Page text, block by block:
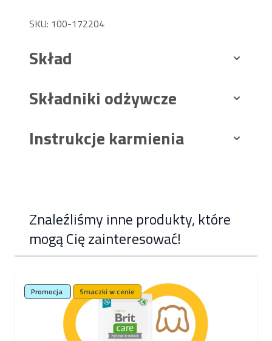
SKU: 100-172204
Skład
Składniki odżywcze
Instrukcje karmienia
Znaleźliśmy inne produkty, które
mogą Cię zainteresować!
Promocja Smaczki w cenie